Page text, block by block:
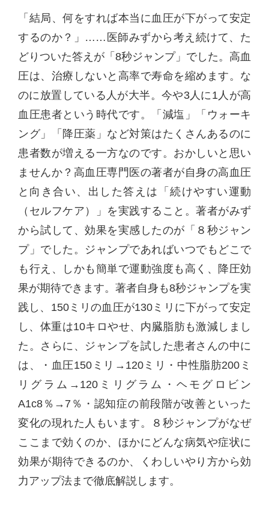
「結局、何をすれば本当に血圧が下がって安定
するのか？」……医師みずから考え続けて、た
どりついた答えが「8秒ジャンプ」でした。高血
圧は、治療しないと高率で寿命を縮めます。な
のに放置している人が大半。今や3人に1人が高
血圧患者という時代です。「減塩」「ウォーキ
ング」「降圧薬」など対策はたくさんあるのに
患者数が増える一方なのです。おかしいと思い
ませんか？高血圧専門医の著者が自身の高血圧
と向き合い、出した答えは「続けやすい運動
（セルフケア）」を実践すること。著者がみず
から試して、効果を実感したのが「８秒ジャン
プ」でした。ジャンプであればいつでもどこで
も行え、しかも簡単で運動強度も高く、降圧効
果が期待できます。著者自身も8秒ジャンプを実
践し、150ミリの血圧が130ミリに下がって安定
し、体重は10キロやせ、内臓脂肪も激減しまし
た。さらに、ジャンプを試した患者さんの中に
は、・血圧150ミリ→120ミリ・中性脂肪200ミ
リグラム→120ミリグラム・ヘモグロビン
A1c8％→7％・認知症の前段階が改善といった
変化の現れた人もいます。８秒ジャンプがなぜ
ここまで効くのか、ほかにどんな病気や症状に
効果が期待できるのか、くわしいやり方から効
力アップ法まで徹底解説します。